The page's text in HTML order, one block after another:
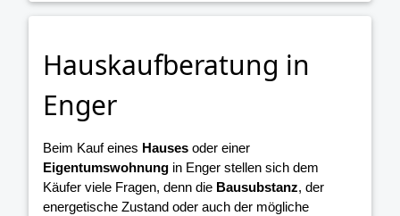
Hauskaufberatung in
Enger
Beim Kauf eines Hauses oder einer
Eigentumswohnung in Enger stellen sich dem
Käufer viele Fragen, denn die Bausubstanz, der
energetische Zustand oder auch der mögliche